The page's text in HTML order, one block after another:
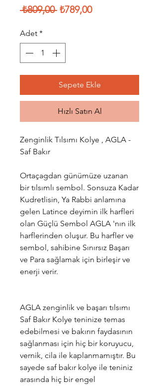
₺809,00 Normal
₺789,00İndirimli
Adet *
Sepete Ekle
Hızlı Satın Al
Zenginlik Tılsımı Kolye , AGLA -
Saf Bakır
Ortaçagdan günümüze uzanan
bir tılsımlı sembol. Sonsuza Kadar
Kudretlisin, Ya Rabbi anlamına
gelen Latince deyimin ilk harfleri
olan Güçlü Sembol AGLA 'nın ilk
harflerinden oluşur. Bu harfler ve
sembol, sahibine Sınırsız Başarı
ve Para sağlamak için birleşir ve
enerji verir.
AGLA zenginlik ve başarı tılsımı
Saf Bakır Kolye teninize temas
edebilmesi ve bakırın faydasının
sağlanması için hiç bir koruyucu,
vernik, cila ile kaplanmamıştır. Bu
sayede saf bakır kolye ile teniniz
arasında hiç bir engel